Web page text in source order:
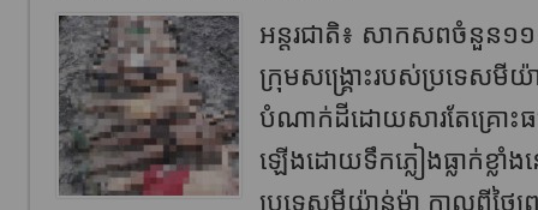
អន្តរជាតិ៖ សាកសពចំនួន១១
ក្រុមសង្រ្គោះរបស់ប្រទេសមី
បំណាក់ដីដោយសារតែគ្រោះធ
ឡើងដោយទឹកភ្លៀងធ្លាក់ខ្លាំ
ប្រទេសមីយ៉ាន់ម៉ា កាលពីថ្ងៃ